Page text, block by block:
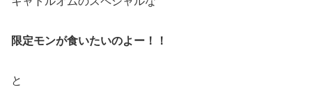
限定モンが食いたいのよー！！
と